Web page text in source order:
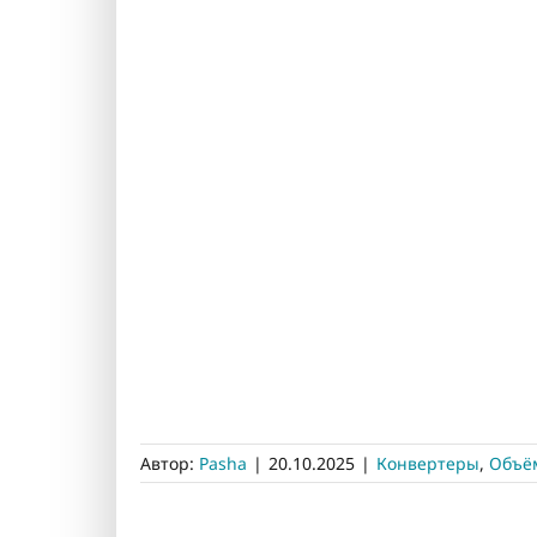
Автор: Pasha | 20.10.2025 | Конвертеры,